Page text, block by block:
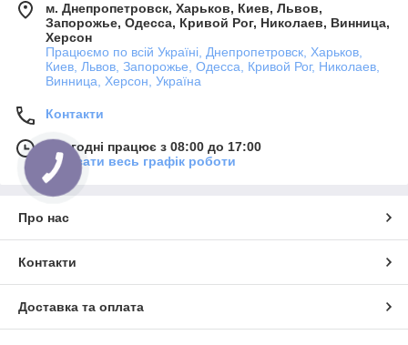
м. Днепропетровск, Харьков, Киев, Львов,
Запорожье, Одесса, Кривой Рог, Николаев, Винница,
Херсон
Працюємо по всій Україні, Днепропетровск, Харьков,
Киев, Львов, Запорожье, Одесса, Кривой Рог, Николаев,
Винница, Херсон, Україна
Контакти
Сьогодні працює з 08:00 до 17:00
Показати весь графік роботи
Про нас
Контакти
Доставка та оплата